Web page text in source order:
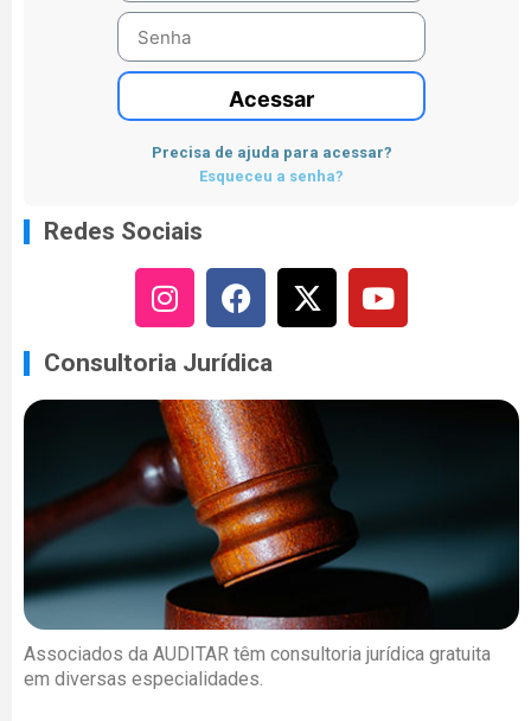
Acessar
Precisa de ajuda para acessar?
Esqueceu a senha?
Redes Sociais
Consultoria Jurídica
Associados da AUDITAR têm consultoria jurídica gratuita
em diversas especialidades.